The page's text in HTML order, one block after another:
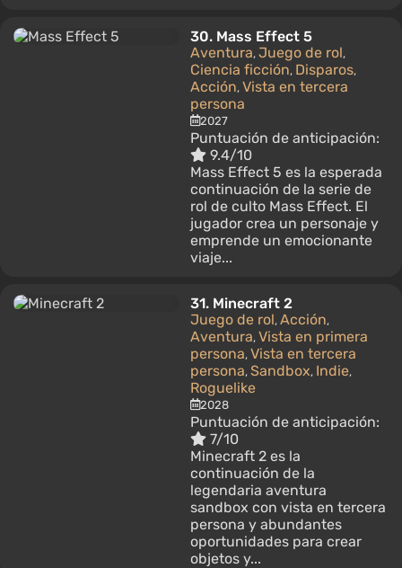
30. Mass Effect 5
Aventura, Juego de rol,
Ciencia ficción, Disparos,
Acción, Vista en tercera
persona
2027
Puntuación de anticipación:
9.4/10
Mass Effect 5 es la esperada
continuación de la serie de
rol de culto Mass Effect. El
jugador crea un personaje y
emprende un emocionante
viaje...
31. Minecraft 2
Juego de rol, Acción,
Aventura, Vista en primera
persona, Vista en tercera
persona, Sandbox, Indie,
Roguelike
2028
Puntuación de anticipación:
7/10
Minecraft 2 es la
continuación de la
legendaria aventura
sandbox con vista en tercera
persona y abundantes
oportunidades para crear
objetos y...